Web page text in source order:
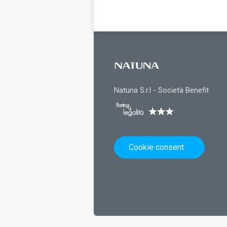
Natuna S.r.l - Società Benefit
Cookie consent